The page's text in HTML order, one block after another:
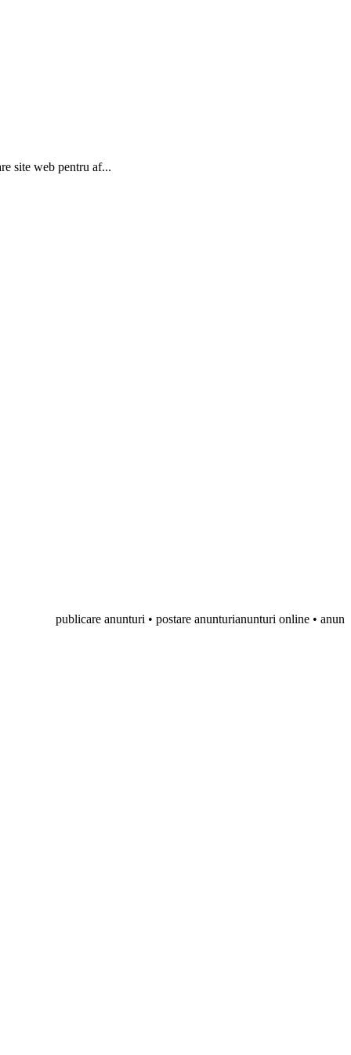
site web pentru af...
publicare anunturi • postare anunturianunturi online • anunturi